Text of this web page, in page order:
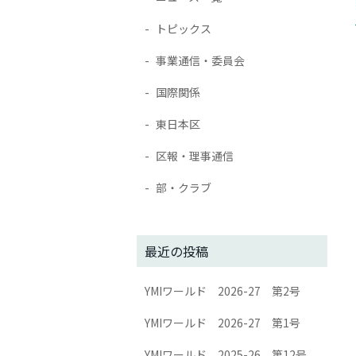
トピックス
事業通信・委員会
国際関係
東日本区
区報・理事通信
部・クラブ
最近の投稿
YMIワールド 2026-27 第2号
YMIワールド 2026-27 第1号